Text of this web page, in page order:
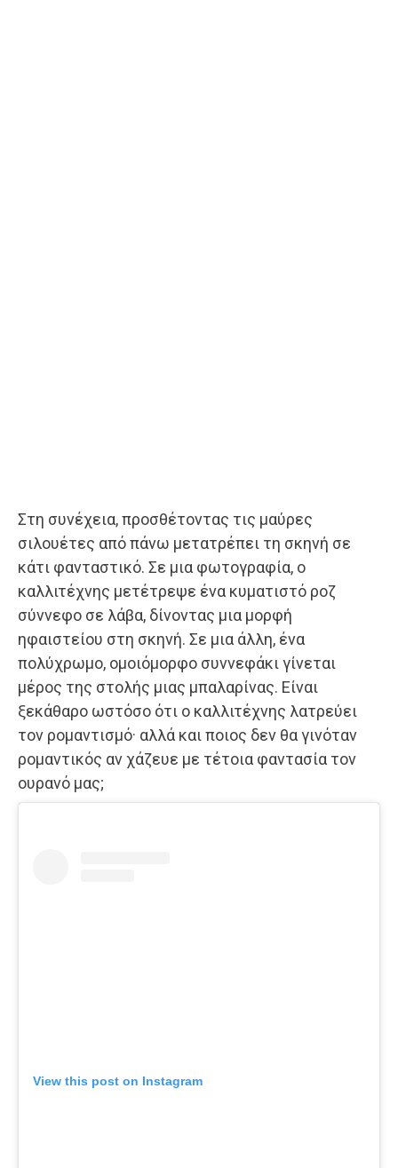
Στη συνέχεια, προσθέτοντας τις μαύρες
σιλουέτες από πάνω μετατρέπει τη σκηνή σε
κάτι φανταστικό. Σε μια φωτογραφία, ο
καλλιτέχνης μετέτρεψε ένα κυματιστό ροζ
σύννεφο σε λάβα, δίνοντας μια μορφή
ηφαιστείου στη σκηνή. Σε μια άλλη, ένα
πολύχρωμο, ομοιόμορφο συννεφάκι γίνεται
μέρος της στολής μιας μπαλαρίνας. Είναι
ξεκάθαρο ωστόσο ότι ο καλλιτέχνης λατρεύει
τον ρομαντισμό· αλλά και ποιος δεν θα γινόταν
ρομαντικός αν χάζευε με τέτοια φαντασία τον
ουρανό μας;
View this post on Instagram